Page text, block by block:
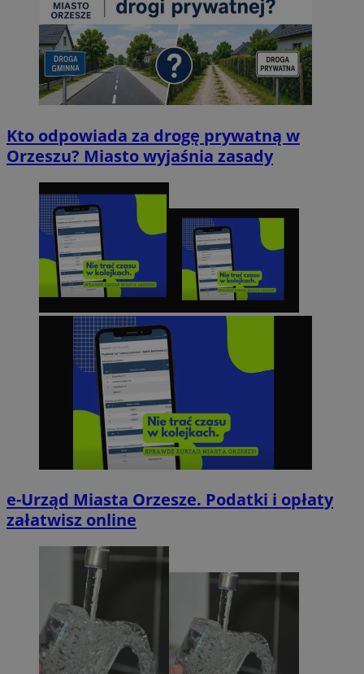
Kto odpowiada za drogę prywatną w
Orzeszu? Miasto wyjaśnia zasady
e-Urząd Miasta Orzesze. Podatki i opłaty
załatwisz online